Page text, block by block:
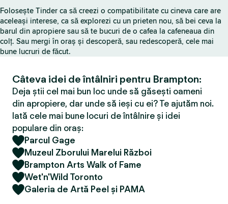
Folosește Tinder ca să creezi o compatibilitate cu cineva care are
aceleași interese, ca să explorezi cu un prieten nou, să bei ceva la
barul din apropiere sau să te bucuri de o cafea la cafeneaua din
colț. Sau mergi în oraș și descoperă, sau redescoperă, cele mai
bune lucruri de făcut.
Câteva idei de întâlniri pentru Brampton:
Deja știi cel mai bun loc unde să găsești oameni
din apropiere, dar unde să ieși cu ei? Te ajutăm noi.
Iată cele mai bune locuri de întâlnire și idei
populare din oraș:
Parcul Gage
Muzeul Zborului Marelui Război
Brampton Arts Walk of Fame
Wet'n'Wild Toronto
Galeria de Artă Peel și PAMA